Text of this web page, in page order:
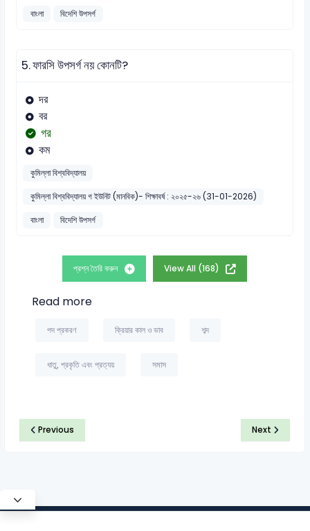
বাংলা
বিদেশি উপসর্গ
5.ফারসি উপসর্গ নয় কোনটি?
দর
বর
গর
কম
কুমিল্লা বিশ্ববিদ্যালয়
কুমিল্লা বিশ্ববিদ্যালয় গ ইউনিট (মানবিক)- শিক্ষাবর্ষ : ২০২৫-২৬ (31-01-2026)
বাংলা
বিদেশি উপসর্গ
প্রশ্ন তৈরি করুন View All (168)
Read more
পদ প্রকরণ ক্রিয়ার কাল ও ভাব শব্দ
ধাতু, প্রকৃতি এবং প্রত্যয় সমাস
Previous Next